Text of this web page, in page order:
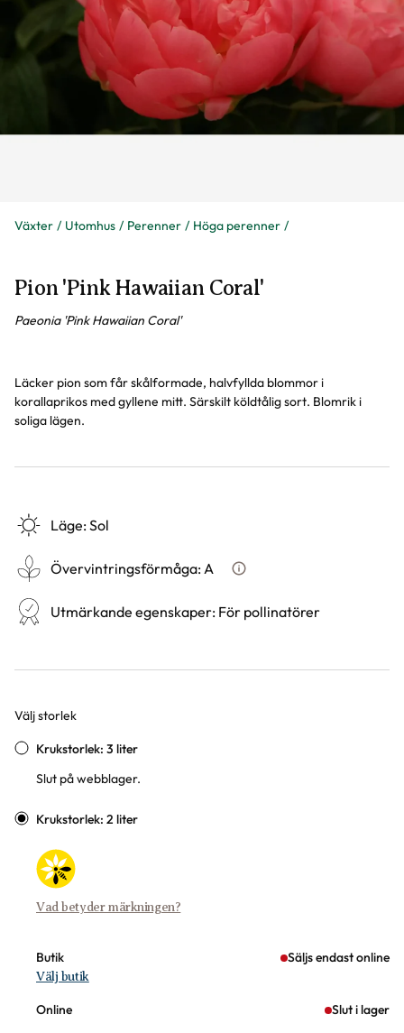
Växter Utomhus Perenner Höga perenner
Pion 'Pink Hawaiian Coral'
Paeonia 'Pink Hawaiian Coral'
Läcker pion som får skålformade, halvfyllda blommor i
korallaprikos med gyllene mitt. Särskilt köldtålig sort. Blomrik i
soliga lägen.
Läge:Sol
Övervintringsförmåga:A Vad betyder
Utmärkande egenskaper: För pollinatörer
Välj storlek
Varianter
Krukstorlek: 3 liter
Slut på webblager.
Krukstorlek: 2 liter
Vad betyder märkningen?
Butik Säljs endast online
Välj butik
Online Slut i lager